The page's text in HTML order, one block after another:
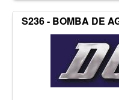
S236 - BOMBA DE